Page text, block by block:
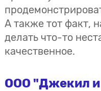
А также тот факт,
делать что-то
качественное.
ООО "Джекил